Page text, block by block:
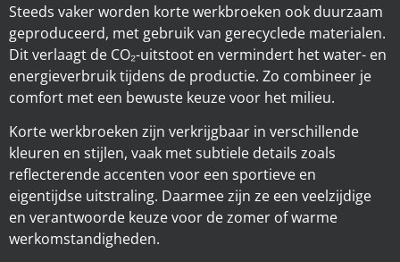
Steeds vaker worden korte werkbroeken ook duurzaam
geproduceerd, met gebruik van gerecyclede materialen.
Dit verlaagt de CO₂-uitstoot en vermindert het water- en
energieverbruik tijdens de productie. Zo combineer je
comfort met een bewuste keuze voor het milieu.
Korte werkbroeken zijn verkrijgbaar in verschillende
kleuren en stijlen, vaak met subtiele details zoals
reflecterende accenten voor een sportieve en
eigentijdse uitstraling. Daarmee zijn ze een veelzijdige
en verantwoorde keuze voor de zomer of warme
werkomstandigheden.